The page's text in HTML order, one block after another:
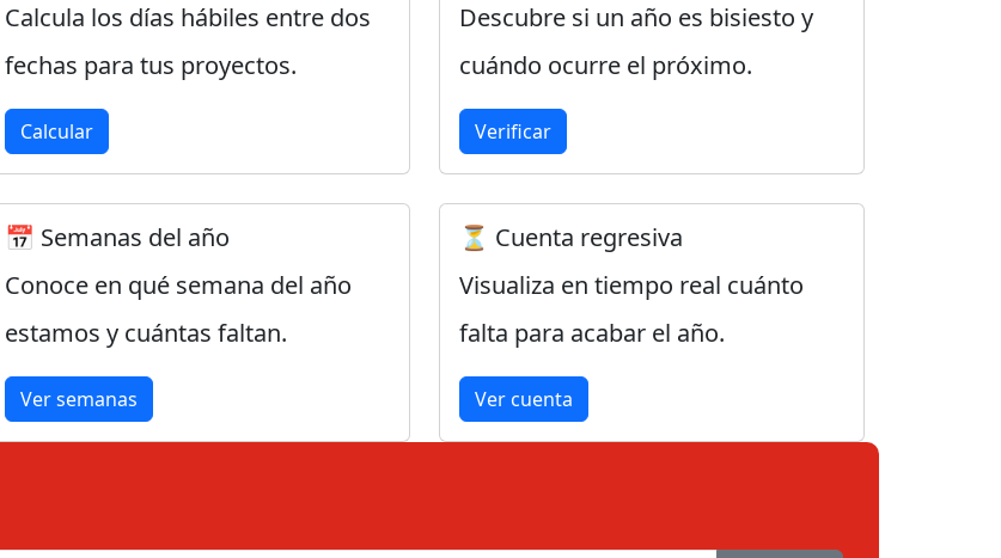
Calcula los días hábiles entre dos
fechas para tus proyectos.
Calcular
Descubre si un año es bisiesto y
cuándo ocurre el próximo.
Verificar
📅 Semanas del año
Conoce en qué semana del año
estamos y cuántas faltan.
Ver semanas
⏳ Cuenta regresiva
Visualiza en tiempo real cuánto
falta para acabar el año.
Ver cuenta